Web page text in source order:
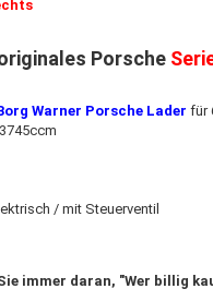
Porsche
Warner Porsche Lader für
/ mit Steuerventil
immer daran, "Wer billig